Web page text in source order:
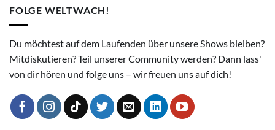
FOLGE WELTWACH!
Du möchtest auf dem Laufenden über unsere Shows bleiben?
Mitdiskutieren? Teil unserer Community werden? Dann lass'
von dir hören und folge uns – wir freuen uns auf dich!